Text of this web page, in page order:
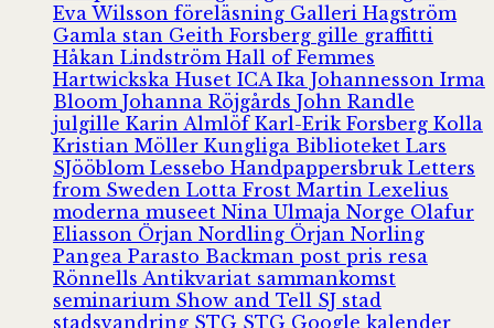
Eva Wilsson föreläsning Galleri Hagström
Gamla stan Geith Forsberg gille graffitti
Håkan Lindström Hall of Femmes
Hartwickska Huset ICA Ika Johannesson Irma
Bloom Johanna Röjgårds John Randle
julgille Karin Almlöf Karl-Erik Forsberg Kolla
Kristian Möller Kungliga Biblioteket Lars
SJööblom Lessebo Handpappersbruk Letters
from Sweden Lotta Frost Martin Lexelius
moderna museet Nina Ulmaja Norge Olafur
Eliasson Örjan Nordling Örjan Norling
Pangea Parasto Backman post pris resa
Rönnells Antikvariat sammankomst
seminarium Show and Tell SJ stad
stadsvandring STG STG Google kalender